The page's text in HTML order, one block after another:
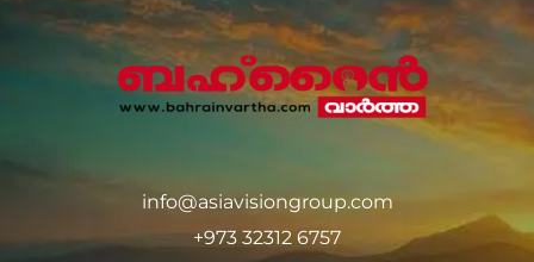
info@asiavisiongroup.com
+973 32312 6757